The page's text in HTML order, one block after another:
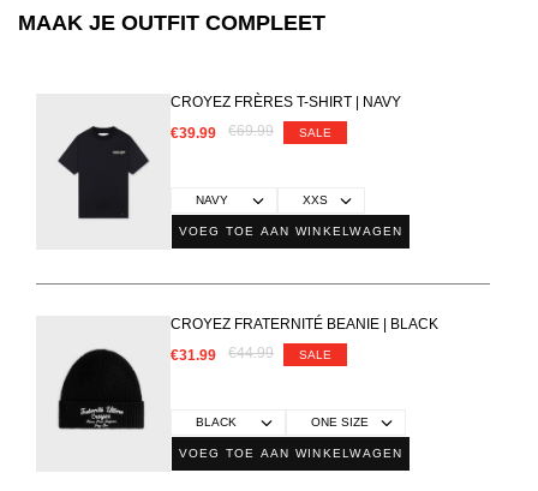
MAAK JE OUTFIT COMPLEET
CROYEZ FRÈRES T-SHIRT | NAVY
€39.99
€69.99 SALE
VOEG TOE AAN WINKELWAGEN
CROYEZ FRATERNITÉ BEANIE | BLACK
€31.99
€44.99 SALE
VOEG TOE AAN WINKELWAGEN